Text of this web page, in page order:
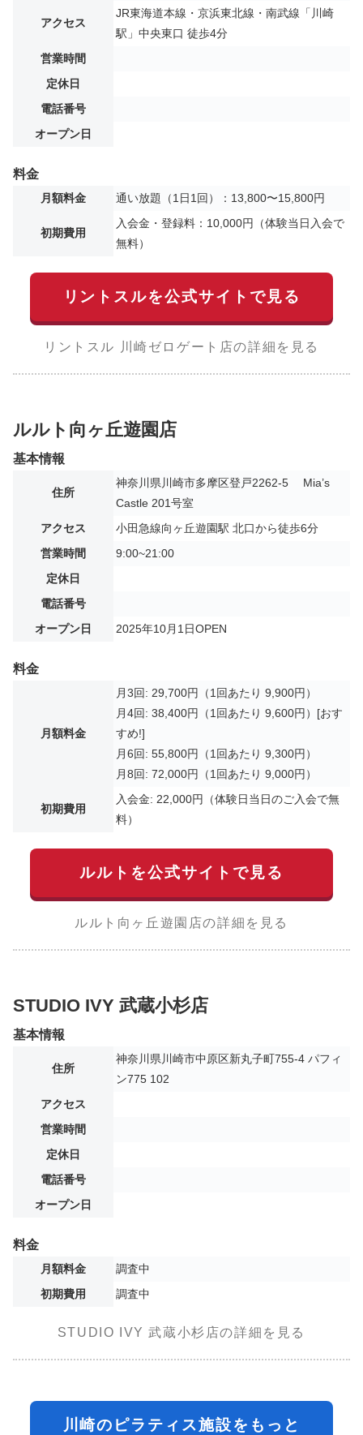
アクセス
JR東海道本線・京浜東北線・南武線「川崎
駅」中央東口 徒歩4分
営業時間
定休日
電話番号
オープン日
料金
月額料金 通い放題（1日1回）：13,800〜15,800円
初期費用
入会金・登録料：10,000円（体験当日入会で
無料）
リントスルを公式サイトで見る
リントスル 川崎ゼロゲート店の詳細を見る
ルルト向ヶ丘遊園店
基本情報
住所
神奈川県川崎市多摩区登戸2262-5 Mia’s
Castle 201号室
アクセス
小田急線向ヶ丘遊園駅 北口から徒歩6分
営業時間
9:00~21:00
定休日
電話番号
オープン日
2025年10月1日OPEN
料金
月額料金
月3回: 29,700円（1回あたり 9,900円）
月4回: 38,400円（1回あたり 9,600円）[おす
すめ!]
月6回: 55,800円（1回あたり 9,300円）
月8回: 72,000円（1回あたり 9,000円）
初期費用
入会金: 22,000円（体験日当日のご入会で無
料）
ルルトを公式サイトで見る
ルルト向ヶ丘遊園店の詳細を見る
STUDIO IVY 武蔵小杉店
基本情報
住所
神奈川県川崎市中原区新丸子町755-4 パフィ
ン775 102
アクセス
営業時間
定休日
電話番号
オープン日
料金
月額料金
調査中
初期費用
調査中
STUDIO IVY 武蔵小杉店の詳細を見る
川崎のピラティス施設をもっと